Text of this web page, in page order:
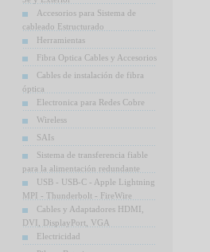
Accesorios para Sistema de
cableado Estructurado
Herramientas
Fibra Optica Cables y Accesorios
Cables de instalación de fibra
óptica
Electronica para Redes Cobre
Wireless
SAIs
Sistema de transferencia fiable
para la alimentación redundante
USB - USB-C - Apple Lightning
MPI - Thunderbolt - FireWire
Cables y Adaptadores HDMI,
DVI, DisplayPort, VGA
Electricidad